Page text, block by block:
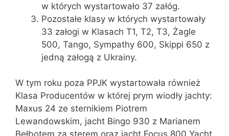
w których wystartowało 37 załóg.
Pozostałe klasy w których wystartowały
33 załogi w Klasach T1, T2, T3, Żagle
500, Tango, Sympathy 600, Skippi 650 z
jedną załogą z Ukrainy.
W tym roku poza PPJK wystartowała również
Klasa Producentów w której prym wiodły jachty:
Maxus 24 ze sternikiem Piotrem
Lewandowskim, jacht Bingo 930 z Marianem